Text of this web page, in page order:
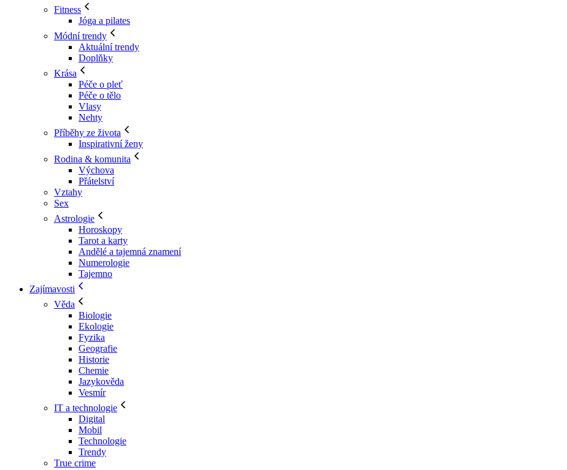
Fitness
Jóga a pilates
Módní trendy
Aktuální trendy
Doplňky
Krása
Péče o pleť
Péče o tělo
Vlasy
Nehty
Příběhy ze života
Inspirativní ženy
Rodina & komunita
Výchova
Přátelství
Vztahy
Sex
Astrologie
Horoskopy
Tarot a karty
Andělé a tajemná znamení
Numerologie
Tajemno
Zajímavosti
Věda
Biologie
Ekologie
Fyzika
Geografie
Historie
Chemie
Jazykověda
Vesmír
IT a technologie
Digital
Mobil
Technologie
Trendy
True crime